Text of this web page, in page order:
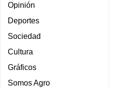
Opinión
Deportes
Sociedad
Cultura
Gráficos
Somos Agro